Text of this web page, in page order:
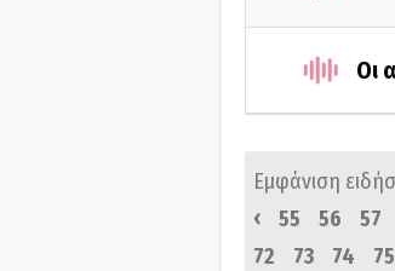
Οι
Εμφάνιση
‹
55 56 57
72
73 74 75